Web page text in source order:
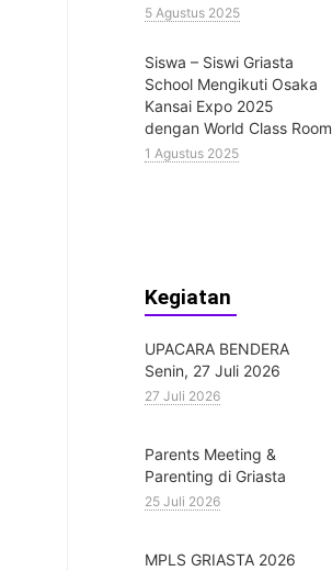
5 Agustus 2025
Siswa – Siswi Griasta
School Mengikuti Osaka
Kansai Expo 2025
dengan World Class Room
1 Agustus 2025
Kegiatan
UPACARA BENDERA
Senin, 27 Juli 2026
27 Juli 2026
Parents Meeting &
Parenting di Griasta
25 Juli 2026
MPLS GRIASTA 2026